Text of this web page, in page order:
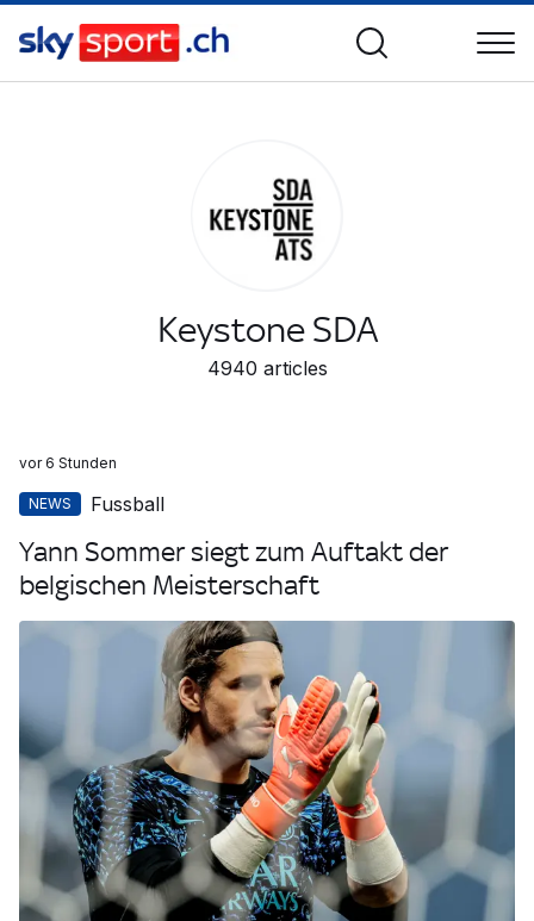
Keystone SDA
4940 articles
vor 6 Stunden
NEWS Fussball
Yann Sommer siegt zum Auftakt der
belgischen Meisterschaft